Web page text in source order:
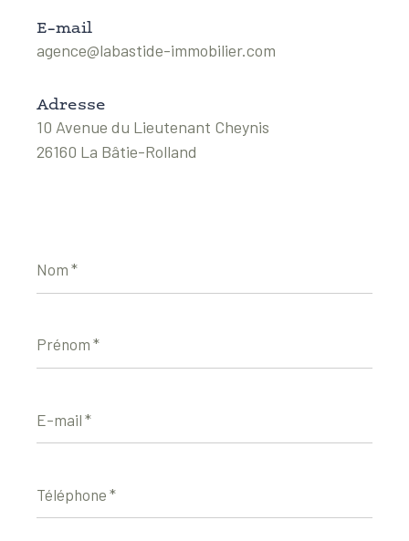
E-mail
agence@labastide-immobilier.com
Adresse
10 Avenue du Lieutenant Cheynis
26160 La Bâtie-Rolland
*
*
mail
*
*